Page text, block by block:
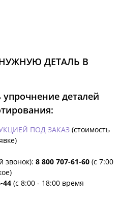
ДЕТАЛЬ В
упрочнение деталей
ПОД ЗАКАЗ (стоимость
звонок): 8 800 707-61-60 (с 7:00
44 (с 8:00 - 18:00 время